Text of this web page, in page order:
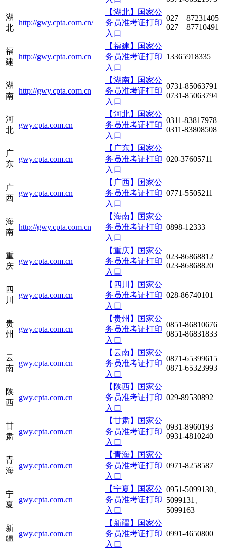
湖
北
http://gwy.cpta.com.cn/
【湖北】国家公
务员准考证打印
入口
027—87231405
027—87710491
福
建
http://gwy.cpta.com.cn
【福建】国家公
务员准考证打印
入口
13365918335
湖
南
http://gwy.cpta.com.cn
【湖南】国家公
务员准考证打印
入口
0731-85063791
0731-85063794
河
北
gwy.cpta.com.cn
【河北】国家公
务员准考证打印
入口
0311-83817978
0311-83808508
广
东
gwy.cpta.com.cn
【广东】国家公
务员准考证打印
入口
020-37605711
广
西
gwy.cpta.com.cn
【广西】国家公
务员准考证打印
入口
0771-5505211
海
南
http://gwy.cpta.com.cn
【海南】国家公
务员准考证打印
入口
0898-12333
重
庆
gwy.cpta.com.cn
【重庆】国家公
务员准考证打印
入口
023-86868812
023-86868820
四
川
gwy.cpta.com.cn
【四川】国家公
务员准考证打印
入口
028-86740101
贵
州
gwy.cpta.com.cn
【贵州】国家公
务员准考证打印
入口
0851-86810676
0851-86831833
云
南
gwy.cpta.com.cn
【云南】国家公
务员准考证打印
入口
0871-65399615
0871-65323993
陕
西
gwy.cpta.com.cn
【陕西】国家公
务员准考证打印
入口
029-89530892
甘
肃
gwy.cpta.com.cn
【甘肃】国家公
务员准考证打印
入口
0931-8960193
0931-4810240
青
海
gwy.cpta.com.cn
【青海】国家公
务员准考证打印
入口
0971-8258587
宁
夏
gwy.cpta.com.cn
【宁夏】国家公
务员准考证打印
入口
0951-5099130、
5099131、
5099163
新
疆
gwy.cpta.com.cn
【新疆】国家公
务员准考证打印
入口
0991-4650800